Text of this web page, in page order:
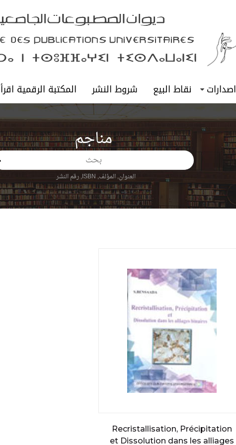
اصدارات نقاط البيع شروط النشر المكتبة الرقمية اقرأ
مناجم
بحث
العنوان, المؤلف, ISBN, رقم النشر
Recristallisation, Précipitation
et Dissolution dans les alliages